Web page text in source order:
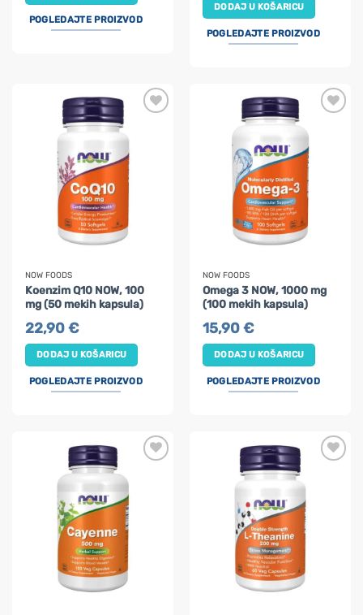
POGLEDAJTE PROIZVOD
DODAJ U KOŠARICU
POGLEDAJTE PROIZVOD
NOW FOODS
Koenzim Q10 NOW, 100
mg (50 mekih kapsula)
22,90€
DODAJ U KOŠARICU
POGLEDAJTE PROIZVOD
NOW FOODS
Omega 3 NOW, 1000 mg
(100 mekih kapsula)
15,90€
DODAJ U KOŠARICU
POGLEDAJTE PROIZVOD